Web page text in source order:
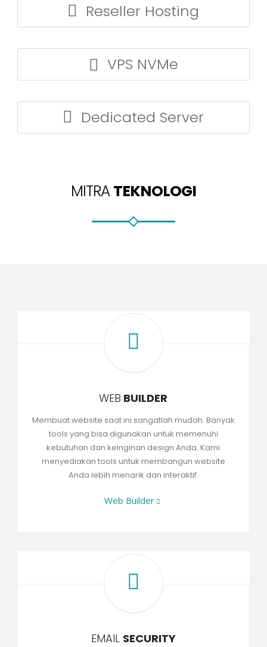
Reseller Hosting
VPS NVMe
Dedicated Server
MITRATEKNOLOGI
WEB BUILDER
Membuat website saat ini sangatlah mudah. Banyak
tools yang bisa digunakan untuk memenuhi
kebutuhan dan keinginan design Anda. Kami
menyediakan tools untuk membangun website
Anda lebih menarik dan interaktif.
Web Builder
EMAIL SECURITY